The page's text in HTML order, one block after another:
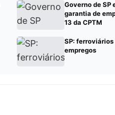
Governo de
garantia de
13 da CPTM
SP:
empregos